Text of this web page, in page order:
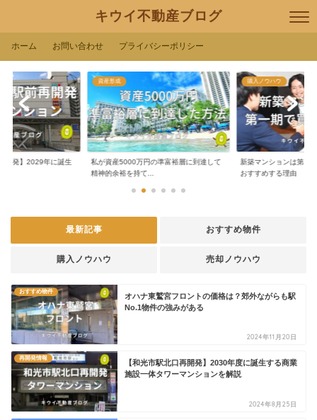
キウイ不動産ブログ
ホーム お問い合わせ プライバシーポリシー
開発】2029年に誕生
資産形成
私が資産5000万円の準富裕層に到達して
精神的余裕を持て...
購入ノウハウ
新築マンションは第１
おすすめする理由
最新記事 おすすめ物件
購入ノウハウ 売却ノウハウ
おすすめ物件
オハナ東鷲宮フロントの価格は？郊外ながらも駅
No.1物件の強みがある
2024年11月20日
再開発情報
【和光市駅北口再開発】2030年度に誕生する商業
施設一体タワーマンションを解説
2024年8月25日